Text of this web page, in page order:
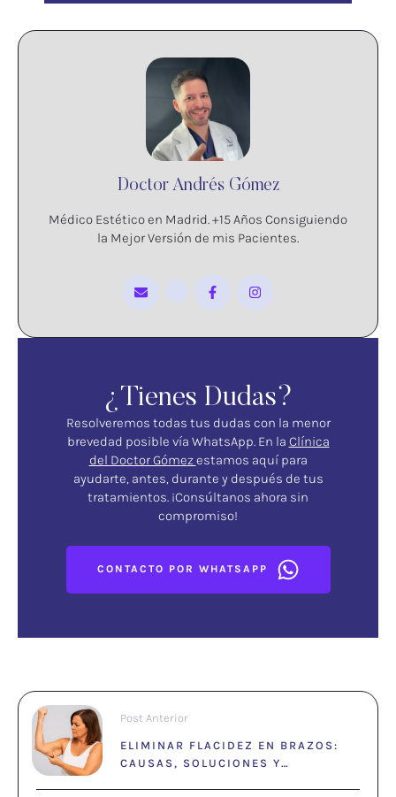
Doctor Andrés Gómez
Médico Estético en Madrid. +15 Años Consiguiendo
la Mejor Versión de mis Pacientes.
¿Tienes Dudas?
Resolveremos todas tus dudas con la menor
brevedad posible vía WhatsApp. En la Clínica
del Doctor Gómezestamos aquí para
ayudarte, antes, durante y después de tus
tratamientos. ¡Consúltanos ahora sin
compromiso!
CONTACTO POR WHATSAPP
Post Anterior
ELIMINAR FLACIDEZ EN BRAZOS:
CAUSAS, SOLUCIONES Y